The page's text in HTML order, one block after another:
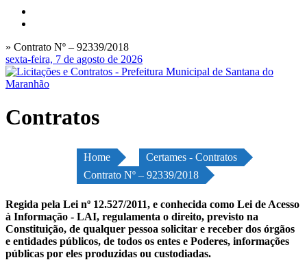
» Contrato Nº – 92339/2018
sexta-feira, 7 de agosto de 2026
Contratos
Home
Certames - Contratos
Contrato Nº – 92339/2018
Regida pela Lei nº 12.527/2011, e conhecida como Lei de Acesso
à Informação - LAI, regulamenta o direito, previsto na
Constituição, de qualquer pessoa solicitar e receber dos órgãos
e entidades públicos, de todos os entes e Poderes, informações
públicas por eles produzidas ou custodiadas.